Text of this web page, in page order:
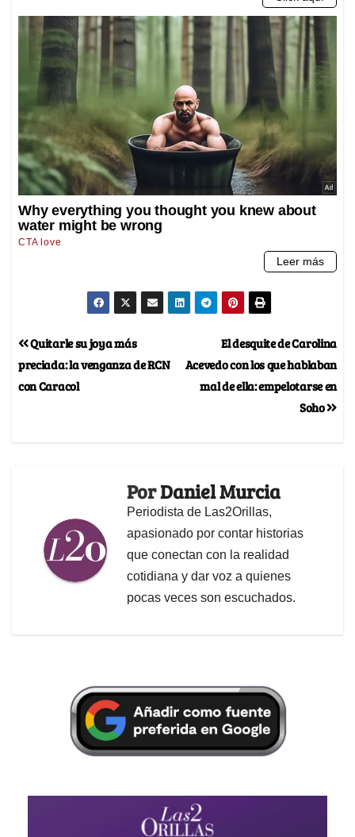
El desquite de Carolina
Acevedo con los que hablaban
mal de ella: empelotarse en
Soho
Quitarle su joya más
preciada: la venganza de RCN
con Caracol
PorDaniel Murcia
Periodista de Las2Orillas,
apasionado por contar historias
que conectan con la realidad
cotidiana y dar voz a quienes
pocas veces son escuchados.